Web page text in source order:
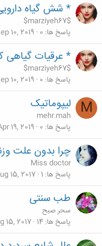
* شش گیاه
$marziyeh67$
پاسخ ها 0
10, 2019
* عرقیات
$marziyeh67$
پاسخ ها 0
10, 2019
M لیپوماتیک
mehr.mah
پاسخ ها 0
19, 2019
چرا بدون علت
Miss doctor
پاسخ ها 1
15, 2017
طب سنتی
سحر صبح
پاسخ ها 14
15, 2017